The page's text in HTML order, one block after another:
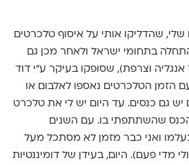
שהדליקו אותי על איסוף טלכרטים
בתחומי ישראל ולאחר מכן גם
וצרפת), שסופקו בעיקר ע"י דוד
הזמן הטלכרטים נאספו לאלבום או
יש גם כנסים. עד היום יש לי את טלכרט
שהשתתפתי בו. עם השנים
ואני כבר מזמן לא מסתכל מעל
מדי פעם). היום, בעידן של דומיננטיות